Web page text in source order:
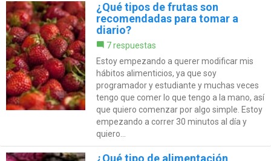
¿Qué tipos de frutas son
recomendadas para tomar a
diario?
7 respuestas
Estoy empezando a querer modificar mis
hábitos alimenticios, ya que soy
programador y estudiante y muchas veces
tengo que comer lo que tengo a la mano, así
que quiero comenzar por algo simple. Estoy
empezando a correr 30 minutos al día y
quiero...
¿Qué tipo de alimentación